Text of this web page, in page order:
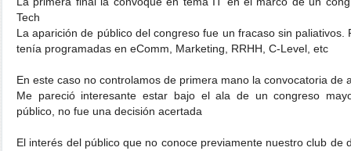
Tech
La aparición de público del congreso fue un fracaso sin paliativos.
tenía programadas en eComm, Marketing, RRHH, C-Level, etc
En este caso no controlamos de primera mano la convocatoria de
Me pareció interesante estar bajo el ala de un congreso
público, no fue una decisión acertada
El interés del público que no conoce previamente nuestro club de